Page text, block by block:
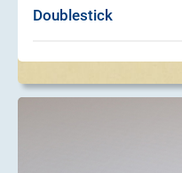
Doublestick